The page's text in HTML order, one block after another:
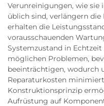
Verunreinigungen, wie
üblich sind, verlängern die
erhalten die
vorausschauenden
Systemzustand in
möglichen Problemen,
beeinträchtigen, wodurch
Reparaturkosten
Konstruktionsprinzip
Aufrüstung auf